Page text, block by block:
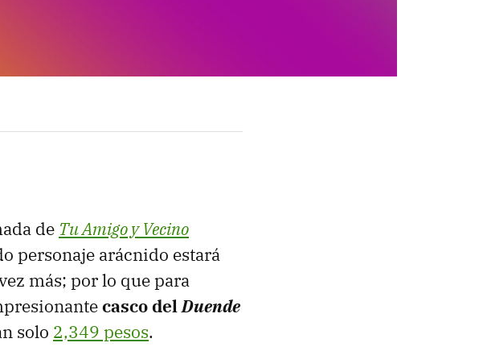
de Tu Amigo y Vecino
personaje arácnido estará
más; por lo que para
casco delDuende
solo 2,349 pesos.